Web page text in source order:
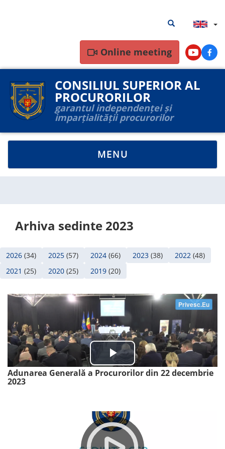
Search
results
Search results
Online meeting Youtube
CONSILIUL SUPERIOR AL
PROCURORILOR
garantul independenței și
imparțialității procurorilor
TOGGLE
NAVIGATION
MENU
Arhiva sedinte 2023
2026 (34) 2025 (57) 2024 (66) 2023 (38) 2022 (48)
2021 (25) 2020 (25) 2019 (20)
Adunarea Generală a Procurorilor din 22 decembrie
2023